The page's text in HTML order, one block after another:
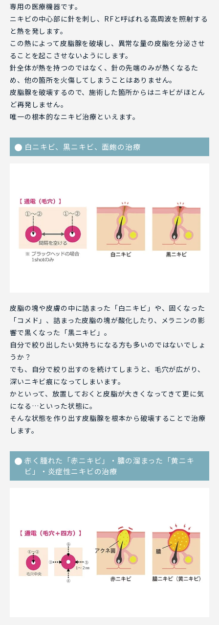
専用の医療機器です。
ニキビの中心部に針を刺し、RFと呼ばれる高周波を照射する
と熱を発します。
この熱によって皮脂腺を破壊し、異常な量の皮脂を分泌させ
ることを起こさせないようにします。
針全体が熱を持つのではなく、針の先端のみが熱くなるた
め、他の箇所を火傷してしまうことはありません。
皮脂腺を破壊するので、施術した箇所からはニキビがほとん
ど再発しません。
唯一の根本的なニキビ治療といえます。
白ニキビ、黒ニキビ、面皰の治療
皮脂の塊や皮膚の中に詰まった「白ニキビ」や、固くなった
「コメド」、詰まった皮脂の塊が酸化したり、メラニンの影
響で黒くなった「黒ニキビ」。
自分で絞り出したい気持ちになる方も多いのではないでしょ
うか？
でも、自分で絞り出すのを続けてしまうと、毛穴が広がり、
深いニキビ痕になってしまいます。
かといって、放置しておくと皮脂が大きくなってきて更に気
になる…といった状態に。
そんな状態を作り出す皮脂腺を根本から破壊することで治療
します。
赤く腫れた「赤ニキビ」・膿の溜まった「黄ニキ
ビ」・炎症性ニキビの治療